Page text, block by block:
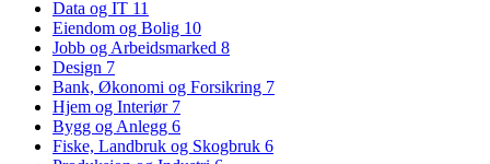
Data og IT 11
Eiendom og Bolig 10
Jobb og Arbeidsmarked 8
Design 7
Bank, Økonomi og Forsikring 7
Hjem og Interiør 7
Bygg og Anlegg 6
Fiske, Landbruk og Skogbruk 6